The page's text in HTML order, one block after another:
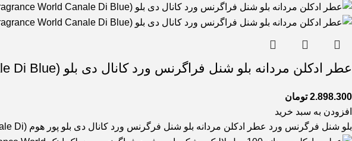
عطر ادکلن مردانه بلو شنل فراگرنس ورد کانال دی بلو (Fragrance World Canale Di Blue)
2.898.300 تومان
افزودن به سبد خرید
بلو شنل فرگرنس ورد عطر ادکلن مردانه بلو شنل فرگرنس ورد کانال دی بلو پور هوم (Fragrance World Canale Di